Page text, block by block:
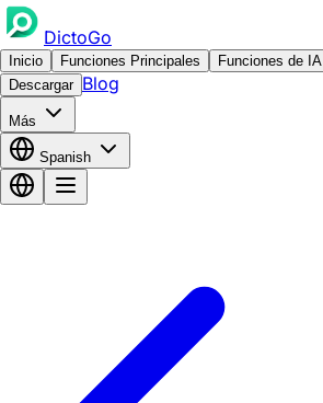
DictoGo
Inicio Funciones Principales Funciones de IA
Descargar Blog
Más
Spanish